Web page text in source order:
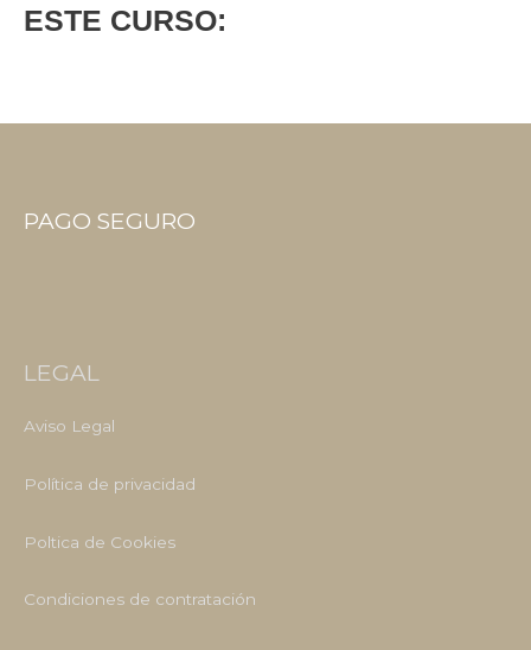
ESTE CURSO:
PAGO SEGURO
LEGAL
Aviso Legal
Política de privacidad
Poltica de Cookies
Condiciones de contratación